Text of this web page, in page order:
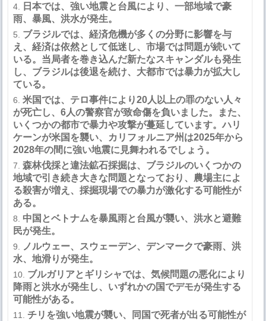
日本では、強い地震と台風により、一部地域で豪
雨、暴風、洪水が発生。
ブラジルでは、経済危機が多くの分野に影響を与
え、経済は依然として低迷し、市場では問題が続いて
いる。当局者を巻き込んだ新たなスキャンダルも発生
し、ブラジルは後退を続け、大都市では暴力が拡大し
ている。
米国では、テロ事件により20人以上の罪のない人々
が死亡し、6人の警察官が致命傷を負いました。また、
いくつかの都市で暴力や攻撃が蔓延しています。ハリ
ケーンが米国を襲い、カリフォルニア州は2025年から
2028年の間に強い地震に見舞われるでしょう。
森林伐採と違法鉱石採掘は、ブラジルのいくつかの
地域で引き続き大きな問題となっており、農場主によ
る殺害が増え、採掘現場での暴力が激化する可能性が
ある。
中国とベトナムを暴風雨と台風が襲い、洪水と避難
民が発生。
ノルウェー、スウェーデン、デンマークで豪雨、洪
水、地滑りが発生。
ブルガリアとギリシャでは、気候問題の悪化により
降雨と洪水が発生し、いずれかの国でデモが発生する
可能性がある。
チリを強い地震が襲い、同国で死者が出る可能性が